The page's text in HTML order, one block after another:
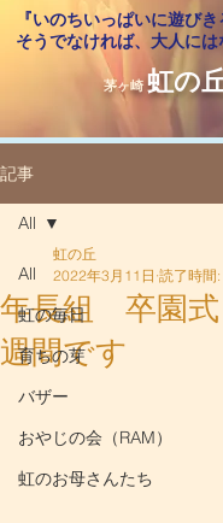
『いのちいっぱいに遊び
そうでなければ、大人に
茅ヶ崎 虹の
記事
All
虹の毎日
育ちの芽
バザー
おやじの会（RAM）
虹のお母さんたち
All
年長組 卒園式
週間です
虹の丘
2022年3月11日 読了時間